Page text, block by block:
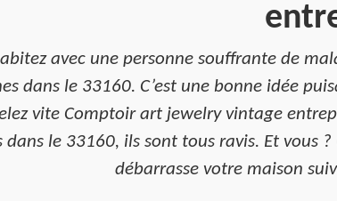
avec une personne souffrante de
dans le 33160. C’est une bonne idée
vite Comptoir art jewelry vintage
dans le 33160, ils sont tous ravis. Et vous
débarrasse votre maison